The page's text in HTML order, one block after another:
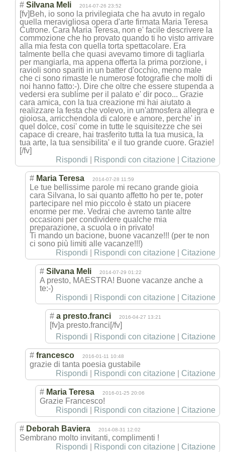
# Silvana Meli 2014-07-26 23:52
[fv]Beh, io sono la privilegiata che ha avuto in regalo
quella meravigliosa opera d'arte firmata Maria Teresa
Cutrone. Cara Maria Teresa, non e' facile descrivere la
commozione che ho provato quando ti ho visto arrivare
alla mia festa con quella torta spettacolare. Era
talmente bella che quasi avevamo timore di tagliarla
per mangiarla, ma appena offerta la prima porzione, i
ravioli sono spariti in un batter d'occhio, meno male
che ci sono rimaste le numerose fotografie che molti di
noi hanno fatto:-). Dire che oltre che essere stupenda a
vedersi era sublime per il palato e' dir poco... Grazie
cara amica, con la tua creazione mi hai aiutato a
realizzare la festa che volevo, in un'atmosfera allegra e
gioiosa, arricchendola di calore e amore, perche' in
quel dolce, cosi' come in tutte le squisitezze che sei
capace di creare, hai trasferito tutta la tua musica, la
tua arte, la tua sensibilita' e il tuo grande cuore. Grazie!
[/fv]
Rispondi
Rispondi con citazione Citazione
# Maria Teresa 2014-07-28 11:59
Le tue bellissime parole mi recano grande gioia
cara Silvana, lo sai quanto affetto ho per te, poter
partecipare nel mio piccolo è stato un piacere
enorme per me. Vedrai che avremo tante altre
occasioni per condividere qualche mia
preparazione, a scuola o in privato!
Ti mando un bacione, buone vacanze!!! (per te non
ci sono più limiti alle vacanze!!!)
Rispondi
Rispondi con citazione Citazione
# Silvana Meli 2014-07-29 01:22
A presto, MAESTRA! Buone vacanze anche a
te:-)
Rispondi
Rispondi con citazione Citazione
# a presto.franci 2016-04-27 13:21
[fv]a presto.franci[/fv]
Rispondi
Rispondi con citazione Citazione
# francesco 2016-01-11 10:48
grazie di tanta poesia gustabile
Rispondi
Rispondi con citazione Citazione
# Maria Teresa 2016-01-25 20:06
Grazie Francesco!
Rispondi
Rispondi con citazione Citazione
# Deborah Baviera 2014-08-31 12:02
Sembrano molto invitanti, complimenti !
Rispondi
Rispondi con citazione Citazione